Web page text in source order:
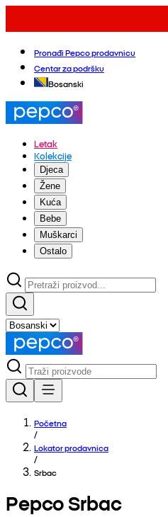
Pronađi Pepco prodavnicu
Centar za podršku
Bosanski
Letak
Kolekcije
Djeca
Žene
Kuća
Bebe
Muškarci
Ostalo
Početna
/
Lokator prodavnica
/
Srbac
Pepco Srbac